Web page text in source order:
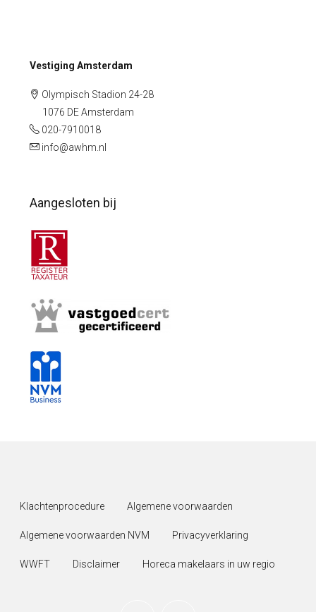
Vestiging Amsterdam
Olympisch Stadion 24-28
1076 DE Amsterdam
020-7910018
info@awhm.nl
Aangesloten bij
Klachtenprocedure Algemene voorwaarden
Algemene voorwaarden NVM Privacyverklaring
WWFT Disclaimer Horeca makelaars in uw regio